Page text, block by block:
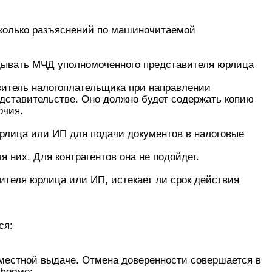
разъяснений по машиночитаемой
МЧД уполномоченного представителя юрлица
налогоплательщика при направлении
Оно должно будет содержать копию
или ИП для подачи документов в налоговые
Для контрагентов она не подойдет.
юрлица или ИП, истекает ли срок действия
выдаче. Отмена доверенности совершается в